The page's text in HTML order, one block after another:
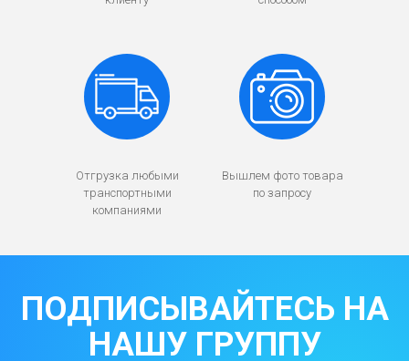
Отгрузка любыми
транспортными
компаниями
Вышлем фото товара
по запросу
ПОДПИСЫВАЙТЕСЬ НА
НАШУ ГРУППУ